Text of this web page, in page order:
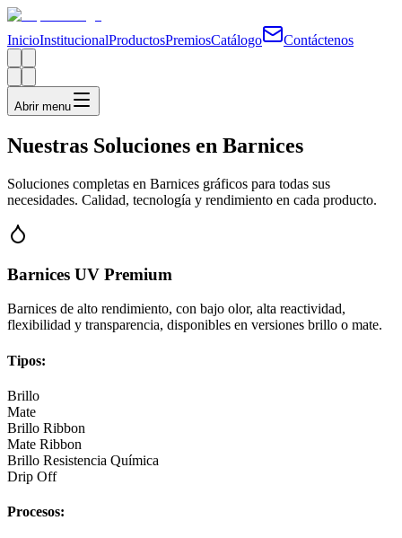
InicioInstitucionalProductosPremiosCatálogo Contáctenos
Abrir menu
Nuestras Soluciones en Barnices
Soluciones completas en Barnices gráficos para todas sus
necesidades. Calidad, tecnología y rendimiento en cada producto.
Barnices UV Premium
Barnices de alto rendimiento, con bajo olor, alta reactividad,
flexibilidad y transparencia, disponibles en versiones brillo o mate.
Tipos:
Brillo
Mate
Brillo Ribbon
Mate Ribbon
Brillo Resistencia Química
Drip Off
Procesos: